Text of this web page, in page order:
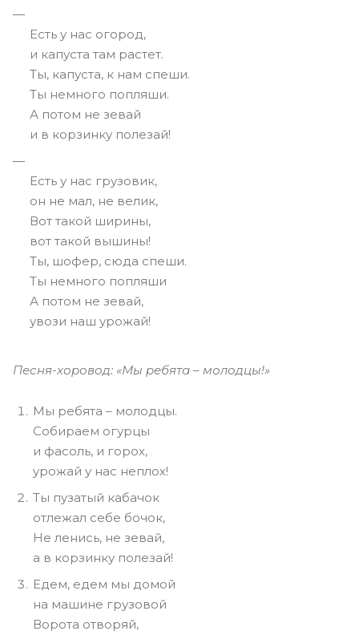
Есть у нас огород,
и капуста там растет.
Ты, капуста, к нам спеши.
Ты немного попляши.
А потом не зевай
и в корзинку полезай!
Есть у нас грузовик,
он не мал, не велик,
Вот такой ширины,
вот такой вышины!
Ты, шофер, сюда спеши.
Ты немного попляши
А потом не зевай,
увози наш урожай!
Песня-хоровод: «Мы ребята – молодцы!»
Мы ребята – молодцы.
Собираем огурцы
и фасоль, и горох,
урожай у нас неплох!
Ты пузатый кабачок
отлежал себе бочок,
Не ленись, не зевай,
а в корзинку полезай!
Едем, едем мы домой
на машине грузовой
Ворота отворяй,